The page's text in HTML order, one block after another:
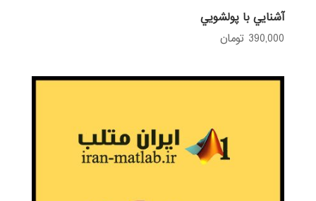
آشنايي با پولشويي
390,000 تومان